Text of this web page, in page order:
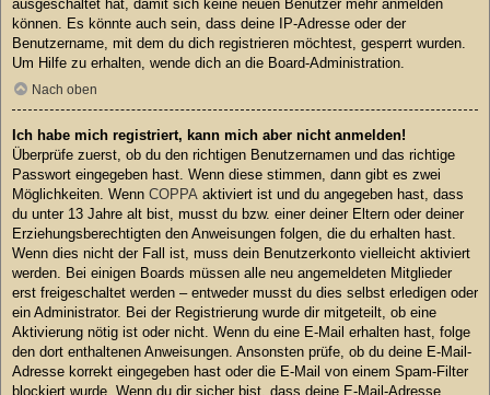
ausgeschaltet hat, damit sich keine neuen Benutzer mehr anmelden
können. Es könnte auch sein, dass deine IP-Adresse oder der
Benutzername, mit dem du dich registrieren möchtest, gesperrt wurden.
Um Hilfe zu erhalten, wende dich an die Board-Administration.
Nach oben
Ich habe mich registriert, kann mich aber nicht anmelden!
Überprüfe zuerst, ob du den richtigen Benutzernamen und das richtige
Passwort eingegeben hast. Wenn diese stimmen, dann gibt es zwei
Möglichkeiten. Wenn COPPA aktiviert ist und du angegeben hast, dass
du unter 13 Jahre alt bist, musst du bzw. einer deiner Eltern oder deiner
Erziehungsberechtigten den Anweisungen folgen, die du erhalten hast.
Wenn dies nicht der Fall ist, muss dein Benutzerkonto vielleicht aktiviert
werden. Bei einigen Boards müssen alle neu angemeldeten Mitglieder
erst freigeschaltet werden – entweder musst du dies selbst erledigen oder
ein Administrator. Bei der Registrierung wurde dir mitgeteilt, ob eine
Aktivierung nötig ist oder nicht. Wenn du eine E-Mail erhalten hast, folge
den dort enthaltenen Anweisungen. Ansonsten prüfe, ob du deine E-Mail-
Adresse korrekt eingegeben hast oder die E-Mail von einem Spam-Filter
blockiert wurde. Wenn du dir sicher bist, dass deine E-Mail-Adresse